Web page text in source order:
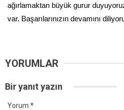
ağırlamaktan büyük gurur
var. Başarılarınızın devamını
YORUMLAR
Bir yanıt yazın
Yorum *